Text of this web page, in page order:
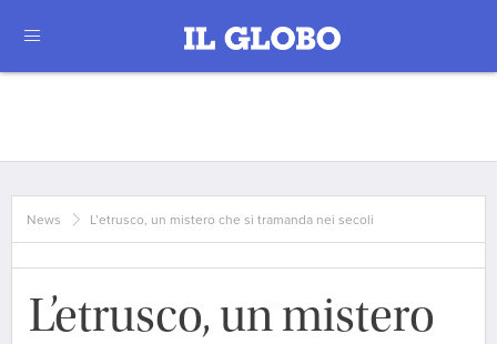
News L’etrusco, un mistero che si tramanda nei secoli
L’etrusco, un mistero